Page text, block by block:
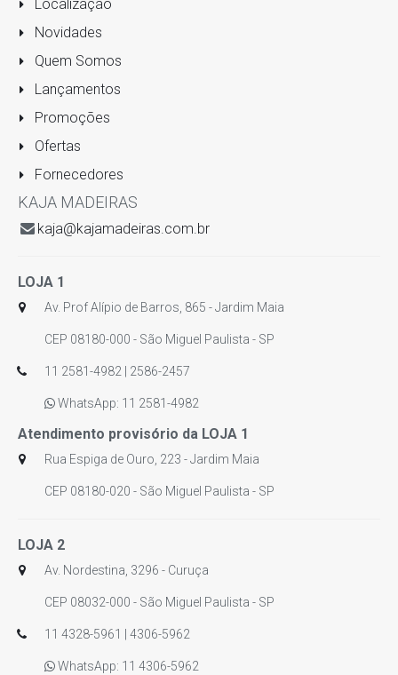
Localização
Novidades
Quem Somos
Lançamentos
Promoções
Ofertas
Fornecedores
KAJA MADEIRAS
kaja@kajamadeiras.com.br
LOJA 1
Av. Prof Alípio de Barros, 865 - Jardim Maia
CEP 08180-000 - São Miguel Paulista - SP
11 2581-4982 | 2586-2457
WhatsApp: 11 2581-4982
Atendimento provisório da LOJA 1
Rua Espiga de Ouro, 223 - Jardim Maia
CEP 08180-020 - São Miguel Paulista - SP
LOJA 2
Av. Nordestina, 3296 - Curuça
CEP 08032-000 - São Miguel Paulista - SP
11 4328-5961 | 4306-5962
WhatsApp: 11 4306-5962